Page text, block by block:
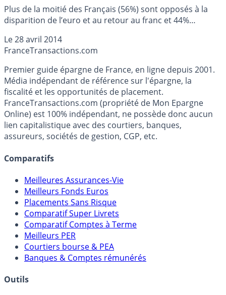
Plus de la moitié des Français (56%) sont opposés à la
disparition de l’euro et au retour au franc et 44%
européenne est une bonne chose selon un sondage
opinionway pour Le Figaro et LCI.
Le28 avril 2014
FranceTransactions.com
Premier guide épargne de France, en ligne depuis 2001.
Média indépendant de référence sur l'épargne, la
fiscalité et les opportunités de placement.
FranceTransactions.com (propriété de Mon Epargne
Online) est 100% indépendant, ne possède donc aucun
lien capitalistique avec des courtiers, banques,
assureurs, sociétés de gestion, CGP, etc.
Comparatifs
Meilleures Assurances-Vie
Meilleurs Fonds Euros
Placements Sans Risque
Comparatif Super Livrets
Comparatif Comptes à Terme
Meilleurs PER
Courtiers bourse & PEA
Banques & Comptes rémunérés
Outils